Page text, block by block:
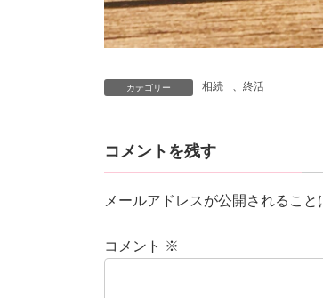
カテゴリー 相続 、 終活
コメントを残す
メールアドレスが公開されること
コメント ※